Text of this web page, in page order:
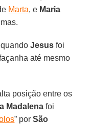
Marta, e Maria
quandoJesus foi
até mesmo
posição entre os
Madalena foi
” por São